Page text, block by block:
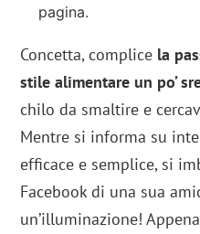
pagina.
Concetta, complice la
stile alimentare un po’
chilo da smaltire e
Mentre si informa su
efficace e semplice, si
Facebook di una sua
un’illuminazione!